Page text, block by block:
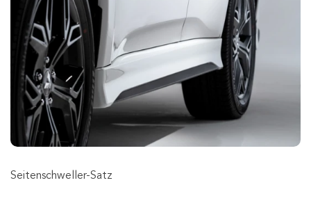
Seitenschweller-Satz